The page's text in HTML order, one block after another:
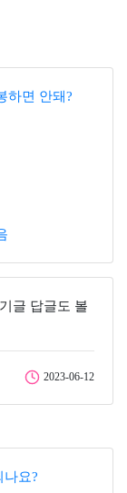
하면 안돼?
글 답글도 볼
2023-06-12
나요?